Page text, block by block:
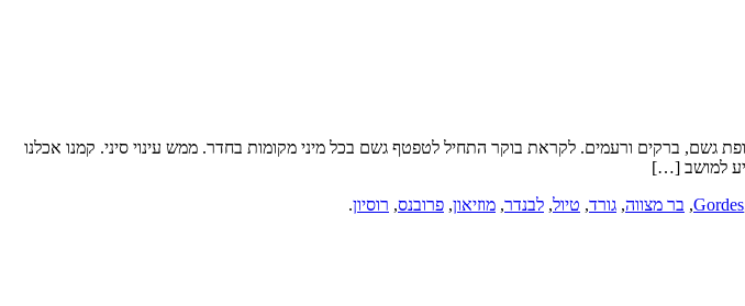
סוער עבר על כוחותינו. סופת גשם, ברקים ורעמים. לקראת בוקר התחיל לטפטף גשם בכל מיני מקומות בחדר. ממש עינוי סיני. קמנו אכלנו
Gordes
, בר מצווה, גורד, טיול, לבנדר, מוזיאון, פרובנס, רוסיון.